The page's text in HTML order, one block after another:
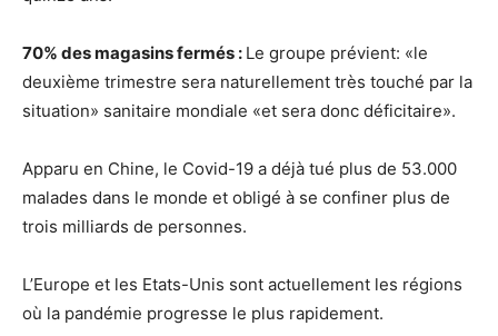
70% des magasins fermés : Le groupe prévient: «le
deuxième trimestre sera naturellement très touché par la
situation» sanitaire mondiale «et sera donc déficitaire».
Apparu en Chine, le Covid-19 a déjà tué plus de 53.000
malades dans le monde et obligé à se confiner plus de
trois milliards de personnes.
L’Europe et les Etats-Unis sont actuellement les régions
où la pandémie progresse le plus rapidement.